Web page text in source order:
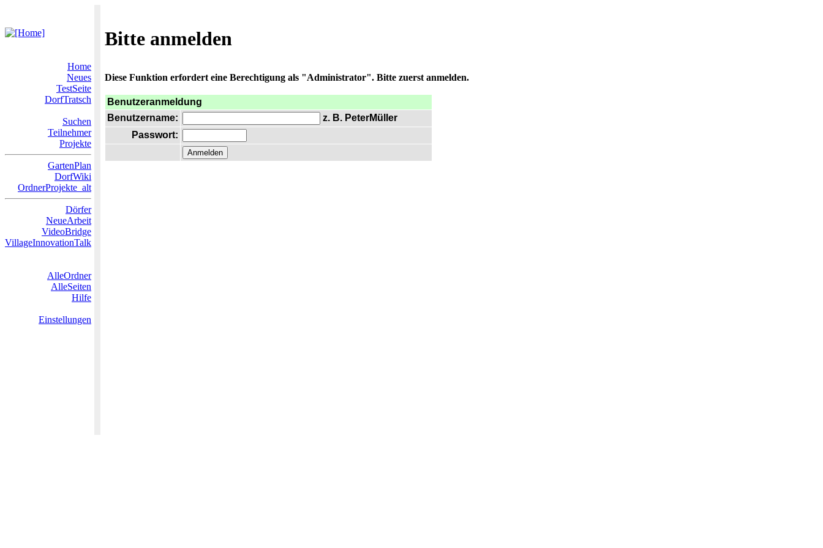
Bitte anmelden
Home
Neues
TestSeite
DorfTratsch
Suchen
Teilnehmer
Projekte
GartenPlan
DorfWiki
OrdnerProjekte_alt
Dörfer
NeueArbeit
VideoBridge
VillageInnovationTalk
AlleOrdner
AlleSeiten
Hilfe
Einstellungen
Diese Funktion erfordert eine Berechtigung als "Administrator". Bitte zuerst anmelden.
Benutzeranmeldung
Benutzername:
z. B. PeterMüller
Passwort: